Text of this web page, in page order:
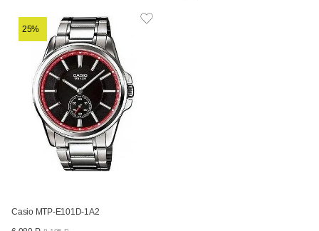
25%
Casio MTP-E101D-1A2